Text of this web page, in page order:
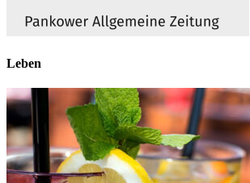
Leben